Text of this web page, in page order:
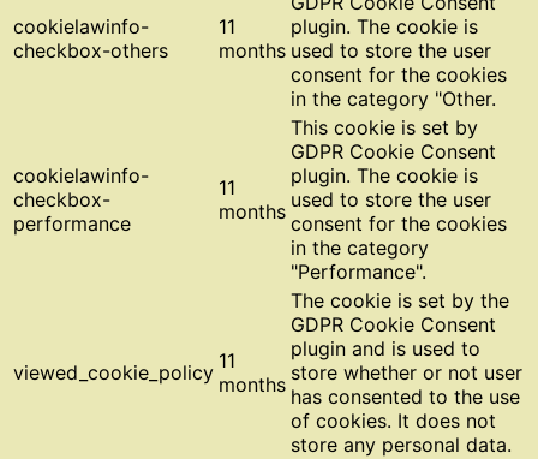
cookielawinfo-
checkbox-others
11
months
plugin. The cookie is
used to store the user
consent for the cookies
in the category "Other.
cookielawinfo-
checkbox-
performance
11
months
This cookie is set by
GDPR Cookie Consent
plugin. The cookie is
used to store the user
consent for the cookies
in the category
"Performance".
viewed_cookie_policy 11
months
The cookie is set by the
GDPR Cookie Consent
plugin and is used to
store whether or not user
has consented to the use
of cookies. It does not
store any personal data.